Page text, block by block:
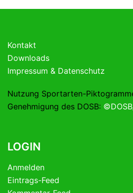
Kontakt
Downloads
Impressum & Datenschutz
Nutzung Sportarten-
Genehmigung des DOSB:
LOGIN
Anmelden
Eintrags-Feed